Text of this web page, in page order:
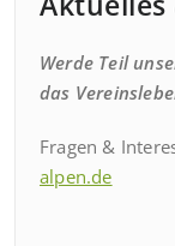
Werde Teil
das
Fragen &
alpen.de